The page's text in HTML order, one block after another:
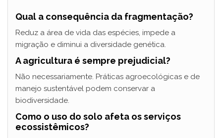
Qual a consequência da fragmentação?
Reduz a área de vida das espécies, impede a
migração e diminui a diversidade genética.
A agricultura é sempre prejudicial?
Não necessariamente. Práticas agroecológicas e de
manejo sustentável podem conservar a
biodiversidade.
Como o uso do solo afeta os serviços
ecossistêmicos?